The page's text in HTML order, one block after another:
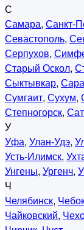
С
Самара, Санкт-
Севастополь,
Серпухов,
Старый Оскол,
Сыктывкар,
Сумгаит, Сухум,
Степногорск,
У
Уфа, Улан-Удэ,
Усть-Илимск,
Унгены, Ургенч,
Ч
Челябинск,
Чайковский,